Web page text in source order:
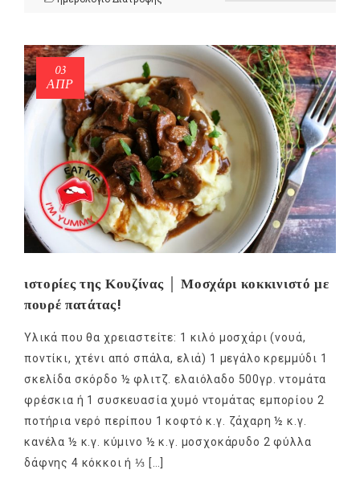
03
ΑΠΡ
ιστορίες της Κουζίνας │ Μοσχάρι κοκκινιστό με
πουρέ πατάτας!
Υλικά που θα χρειαστείτε: 1 κιλό μοσχάρι (νουά,
ποντίκι, χτένι από σπάλα, ελιά) 1 μεγάλο κρεμμύδι 1
σκελίδα σκόρδο ½ φλιτζ. ελαιόλαδο 500γρ. ντομάτα
φρέσκια ή 1 συσκευασία χυμό ντομάτας εμπορίου 2
ποτήρια νερό περίπου 1 κοφτό κ.γ. ζάχαρη ½ κ.γ.
κανέλα ½ κ.γ. κύμινο ½ κ.γ. μοσχοκάρυδο 2 φύλλα
δάφνης 4 κόκκοι ή ⅓ […]
NEWSLETTER
Get ti
mel
y updates
fro
m
your favorite
products